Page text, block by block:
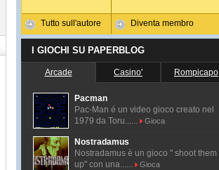
Tutto sull'autore Diventa membro
I GIOCHI SU PAPERBLOG
Arcade Casino' Rompicapo
Pacman
Pac-Man é un video gioco creato nel
1979 da Toru......
Gioca
Nostradamus
Nostradamus è un gioco " shoot them
up" con una......
Gioca